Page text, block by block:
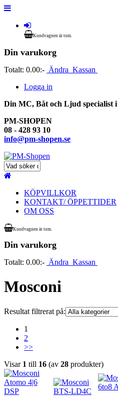
Kundvagnen är tom.
Din varukorg
Totalt: 0.00:- Ändra Kassan
Logga in
Din MC, Båt och Ljud specialist
PM-SHOPEN
08 - 428 93 10
info@pm-shopen.se
KÖPVILLKOR
KONTAKT/ ÖPPETTIDER
OM OSS
Kundvagnen är tom.
Din varukorg
Totalt: 0.00:- Ändra Kassan
Mosconi
Resultat filtrerat på:
1
2
>>
Visar 1 till 16 (av 28 produkter)